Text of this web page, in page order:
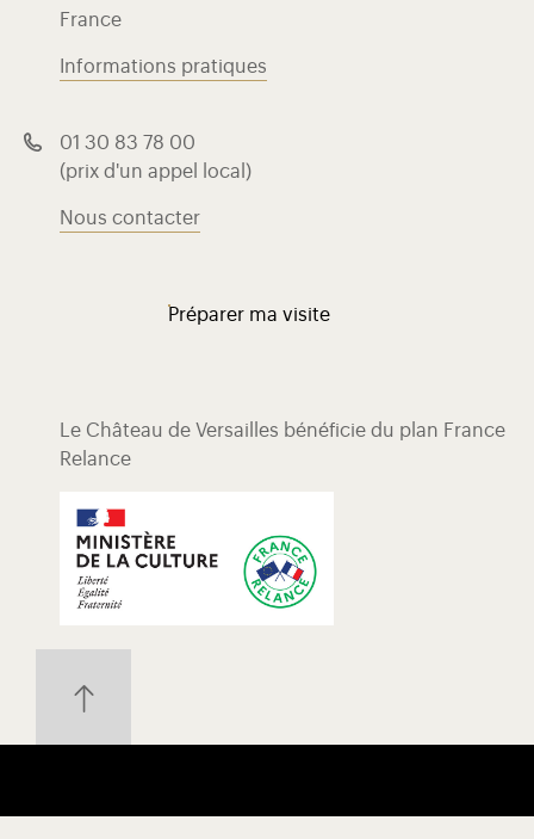
France
Informations pratiques
01 30 83 78 00
(prix d'un appel local)
Nous contacter
Préparer ma visite
Le Château de Versailles bénéficie du plan France
Relance